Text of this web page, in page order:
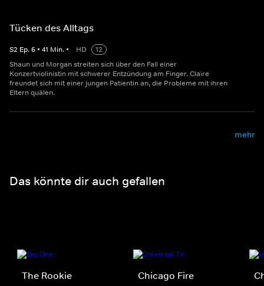
Tücken des Alltags
S2 Ep.6 • 41 Min. • HD
12
Shaun und Morgan streiten sich über den Fall einer
Konzertviolinistin mit schwerer Entzündung am Finger. Claire
freundet sich mit einer jungen Patientin an, die Probleme mit ihren
Eltern quälen.
mehr
Das könnte dir auch gefallen
The Rookie Chicago Fire